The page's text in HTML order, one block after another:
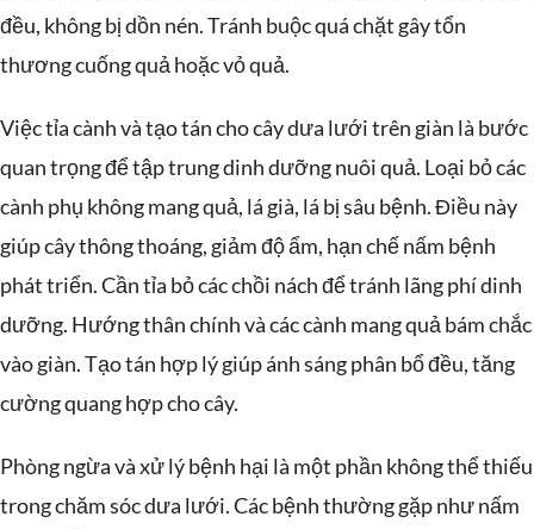
đều, không bị dồn nén. Tránh buộc quá chặt gây tổn
thương cuống quả hoặc vỏ quả.
Việc tỉa cành và tạo tán cho cây dưa lưới trên giàn là bước
quan trọng để tập trung dinh dưỡng nuôi quả. Loại bỏ các
cành phụ không mang quả, lá già, lá bị sâu bệnh. Điều này
giúp cây thông thoáng, giảm độ ẩm, hạn chế nấm bệnh
phát triển. Cần tỉa bỏ các chồi nách để tránh lãng phí dinh
dưỡng. Hướng thân chính và các cành mang quả bám chắc
vào giàn. Tạo tán hợp lý giúp ánh sáng phân bổ đều, tăng
cường quang hợp cho cây.
Phòng ngừa và xử lý bệnh hại là một phần không thể thiếu
trong chăm sóc dưa lưới. Các bệnh thường gặp như nấm